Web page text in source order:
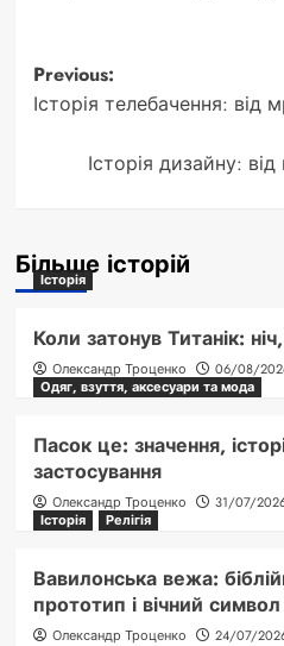
Post
navigation
Previous:
Історія телебачення: від
Історія дизайну:
Більше історій
Історія
Коли затонув Титанік:
Олександр Троценко
06/08/
Одяг, взуття, аксесуари та мода
Пасок це: значення,
застосування
Олександр Троценко
31/07/
Історія
Релігія
Вавилонська вежа:
прототип і вічний символ
Олександр Троценко 24/07/